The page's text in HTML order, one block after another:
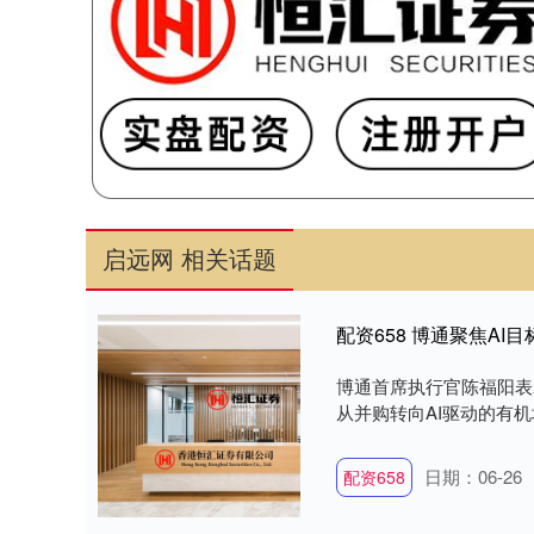
启远网 相关话题
配资658 博通聚焦AI目
博通首席执行官陈福阳
从并购转向AI驱动的有
配资658 日期：06-26